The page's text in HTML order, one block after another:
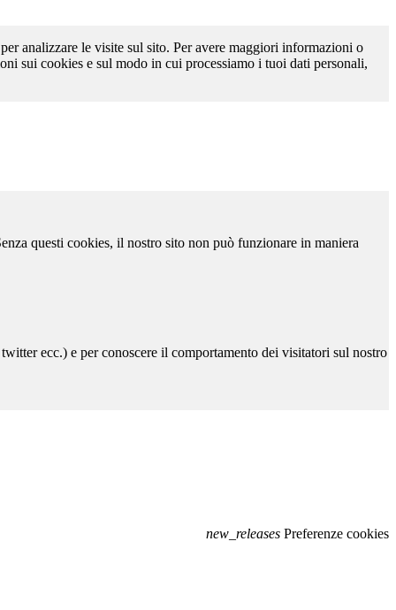
analizzare le visite sul sito. Per avere maggiori informazioni o
sui cookies e sul modo in cui processiamo i tuoi dati personali,
questi cookies, il nostro sito non può funzionare in maniera
ecc.) e per conoscere il comportamento dei visitatori sul nostro
new_releases Preferenze cookies